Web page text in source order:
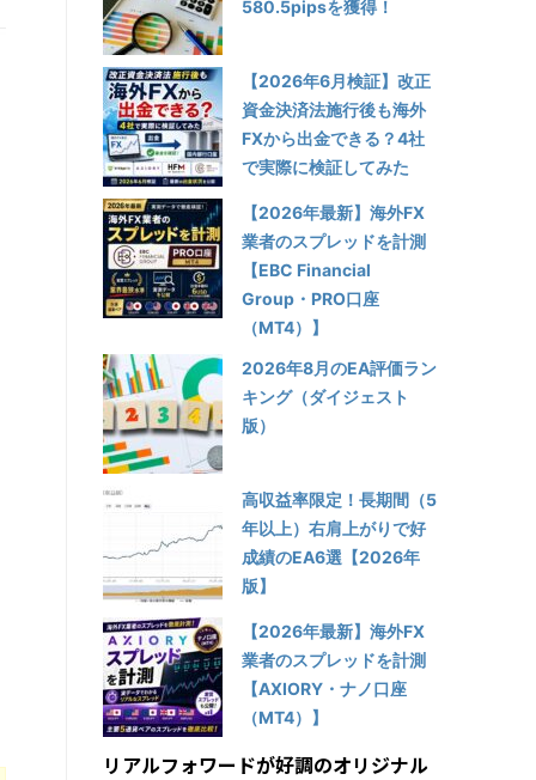
580.5pipsを獲得！
【2026年6月検証】改正
資金決済法施行後も海外
FXから出金できる？4社
で実際に検証してみた
【2026年最新】海外FX
業者のスプレッドを計測
【EBC Financial
Group・PRO口座
（MT4）】
2026年8月のEA評価ラン
キング（ダイジェスト
版）
高収益率限定！長期間（5
年以上）右肩上がりで好
成績のEA6選【2026年
版】
【2026年最新】海外FX
業者のスプレッドを計測
【AXIORY・ナノ口座
（MT4）】
リアルフォワードが好調のオリジナル